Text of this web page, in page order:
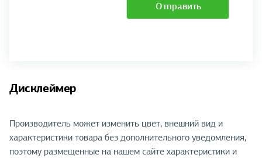
Отправить
Дисклеймер
Производитель может изменить цвет, внешний вид и
характеристики товара без дополнительного уведомления,
поэтому размещенные на нашем сайте характеристики и